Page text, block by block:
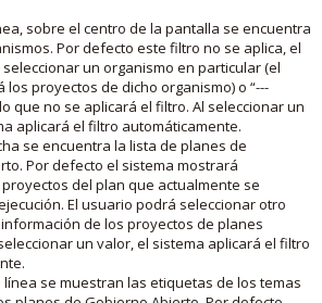
sobre el centro de la pantalla se encuentra
Por defecto este filtro no se aplica, el
un organismo en particular (el
los proyectos de dicho organismo) o “---
que no se aplicará el filtro. Al seleccionar un
aplicará el filtro automáticamente.
se encuentra la lista de planes de
Por defecto el sistema mostrará
del plan que actualmente se
El usuario podrá seleccionar otro
de los proyectos de planes
un valor, el sistema aplicará el filtro
línea se muestran las etiquetas de los temas